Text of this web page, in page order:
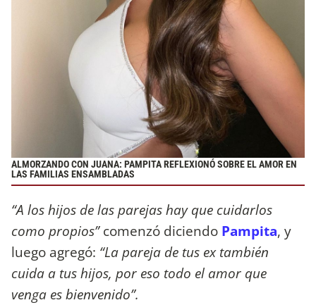
ALMORZANDO CON JUANA: PAMPITA REFLEXIONÓ SOBRE EL AMOR EN
LAS FAMILIAS ENSAMBLADAS
“A los hijos de las parejas hay que cuidarlos
como propios”comenzó diciendo Pampita, y
luego agregó: “La pareja de tus ex también
cuida a tus hijos, por eso todo el amor que
venga es bienvenido”.